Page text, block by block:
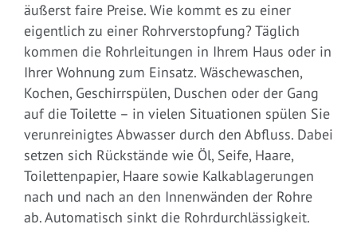
äußerst faire Preise. Wie kommt es zu einer
eigentlich zu einer Rohrverstopfung? Täglich
kommen die Rohrleitungen in Ihrem Haus oder in
Ihrer Wohnung zum Einsatz. Wäschewaschen,
Kochen, Geschirrspülen, Duschen oder der Gang
auf die Toilette – in vielen Situationen spülen Sie
verunreinigtes Abwasser durch den Abfluss. Dabei
setzen sich Rückstände wie Öl, Seife, Haare,
Toilettenpapier, Haare sowie Kalkablagerungen
nach und nach an den Innenwänden der Rohre
ab. Automatisch sinkt die Rohrdurchlässigkeit.